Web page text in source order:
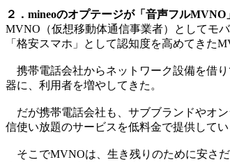
２．mineoのオプテージが「音声フル
MVNO（仮想移動体通信事業者）としてモ
「格安スマホ」として認知度を高めてきた
携帯電話会社からネットワーク設備を借
器に、利用者を増やしてきた。
だが携帯電話会社も、サブブランドやオ
信使い放題のサービスを低料金で提供して
そこでMVNOは、生き残りのために安さ